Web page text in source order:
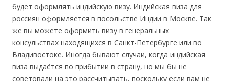
будет оформлять индийскую визу. Индийская виза для
россиян оформляется в посольстве Индии в Москве. Так
же вы можете оформить визу в генеральных
консульствах находящихся в Санкт-Петербурге или во
Владивостоке. Иногда бывают случаи, когда индийская
виза выдаётся по прибытии в страну, но мы бы не
советовали на это рассчитывать, поскольку если вам не